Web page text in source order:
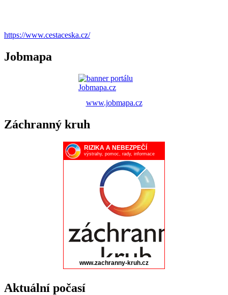
https://www.cestaceska.cz/
Jobmapa
www.jobmapa.cz
Záchranný kruh
Aktuální počasí